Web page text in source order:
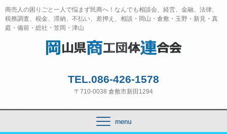
商売人の困りごと一人で悩まず民商へ！なんでも相談会、経営、金融、法律、
税務調査、税金、滞納、不払い、差押え、相談・岡山・倉敷・玉野・新見・真
庭・備前・総社・笠岡・津山
TEL.086-426-1578
〒710-0038 倉敷市新田1294